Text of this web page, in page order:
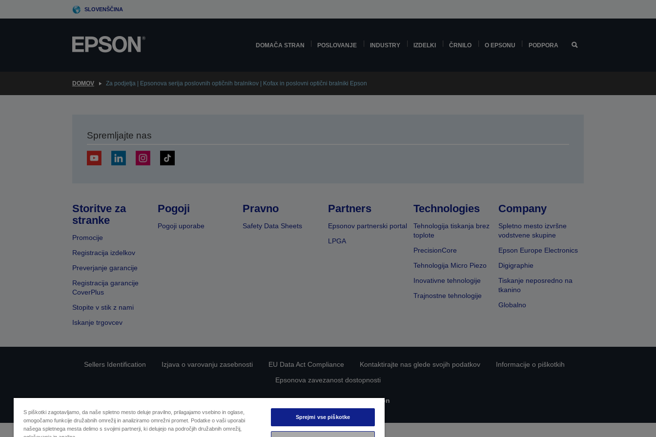
to
SLOVENŠČINA
DOMAČA STRAN POSLOVANJE INDUSTRY IZDELKI ČRNILO O EPSONU PODPORA
DOMOV Za podjetja | Epsonova serija poslovnih optičnih bralnikov | Kofax in poslovni optični bralniki Epson
Spremljajte nas
Storitve za
stranke
Promocije
Registracija izdelkov
Preverjanje garancije
Registracija garancije
CoverPlus
Stopite v stik z nami
Iskanje trgovcev
Pogoji
Pogoji uporabe
Pravno
Safety Data Sheets
Partners
Epsonov partnerski portal
LPGA
Technologies
Tehnologija tiskanja brez
toplote
PrecisionCore
Tehnologija Micro Piezo
Inovativne tehnologije
Trajnostne tehnologije
Company
Spletno mesto izvršne
vodstvene skupine
Epson Europe Electronics
Digigraphie
Tiskanje neposredno na
tkanino
Globalno
Sellers Identification Izjava o varovanju zasebnosti EU Data Act Compliance Kontaktirajte nas glede svojih podatkov
Informacije o piškotkih
Epsonova zavezanost dostopnosti
Avtorske pravice © 2026 Seiko Epson
S piškotki zagotavljamo, da naše spletno mesto deluje pravilno, prilagajamo vsebino in oglase,
omogočamo funkcije družabnih omrežij in analiziramo omrežni promet. Podatke o vaši uporabi
našega spletnega mesta delimo s svojimi partnerji, ki delujejo na področjih družabnih omrežij,
Sprejmi vse piškotke